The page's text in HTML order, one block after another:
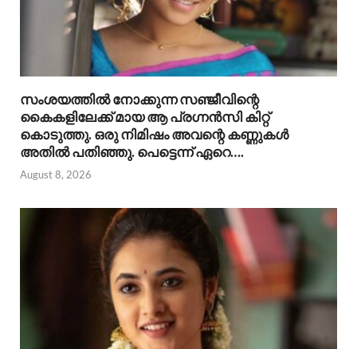
സംശയത്തിൽ നോക്കുന്ന സഞ്ജീവിന്റെ
കൈകളിലേക്ക് മായ ആ പ്രഗ്നൻസി കിറ്റ്
കൊടുത്തു. ഒരു നിമിഷം അവന്റെ കണ്ണുകൾ
അതിൽ പതിഞ്ഞു. പെട്ടെന്ന് ഏറെ….
August 8, 2026